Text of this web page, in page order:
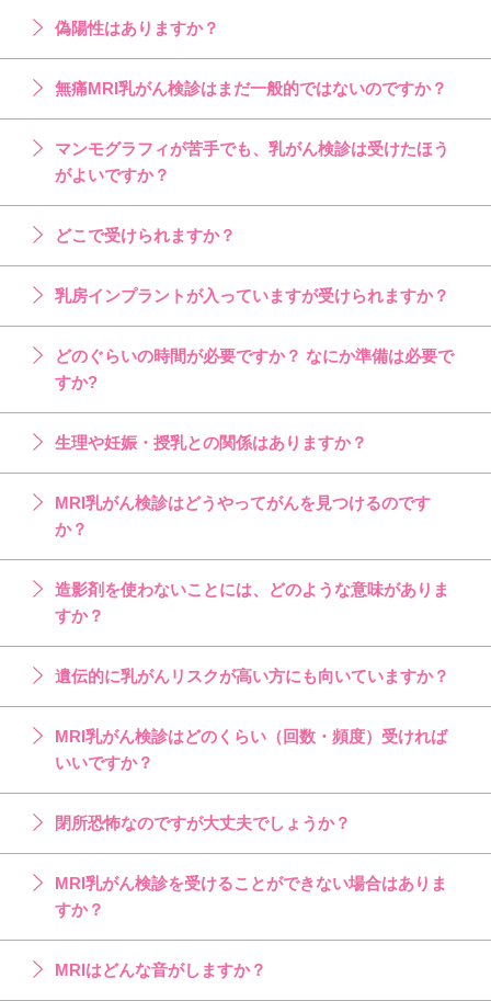
偽陽性はありますか？
無痛MRI乳がん検診はまだ一般的ではないのですか？
マンモグラフィが苦手でも、乳がん検診は受けたほう
がよいですか？
どこで受けられますか？
乳房インプラントが入っていますが受けられますか？
どのぐらいの時間が必要ですか？ なにか準備は必要で
すか?
生理や妊娠・授乳との関係はありますか？
MRI乳がん検診はどうやってがんを見つけるのです
か？
造影剤を使わないことには、どのような意味がありま
すか？
遺伝的に乳がんリスクが高い方にも向いていますか？
MRI乳がん検診はどのくらい（回数・頻度）受ければ
いいですか？
閉所恐怖なのですが大丈夫でしょうか？
MRI乳がん検診を受けることができない場合はありま
すか？
MRIはどんな音がしますか？